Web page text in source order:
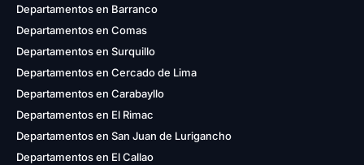
Departamentos en Barranco
Departamentos en Comas
Departamentos en Surquillo
Departamentos en Cercado de Lima
Departamentos en Carabayllo
Departamentos en El Rimac
Departamentos en San Juan de Lurigancho
Departamentos en El Callao